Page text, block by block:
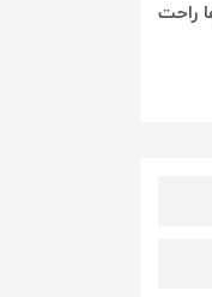
راحت